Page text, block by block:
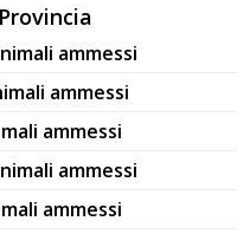
ammessi
ammessi
ammessi
ammessi
ammessi